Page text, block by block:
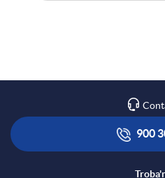
a
r
i
ó
900